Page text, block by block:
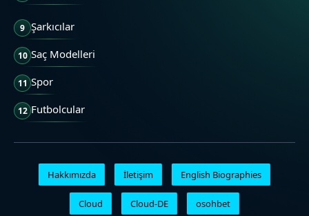
9 Şarkıcılar
10 Saç Modelleri
11 Spor
12 Futbolcular
Hakkımızda İletişim English Biographies
Cloud Cloud-DE osohbet